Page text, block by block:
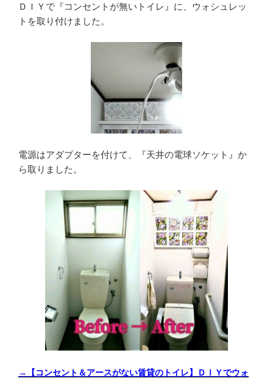
ＤＩＹで『コンセントが無いトイレ』に、ウォシュレッ
トを取り付けました。
電源はアダプターを付けて、『天井の電球ソケット』か
ら取りました。
→【コンセント＆アースがない賃貸のトイレ】ＤＩＹでウォ